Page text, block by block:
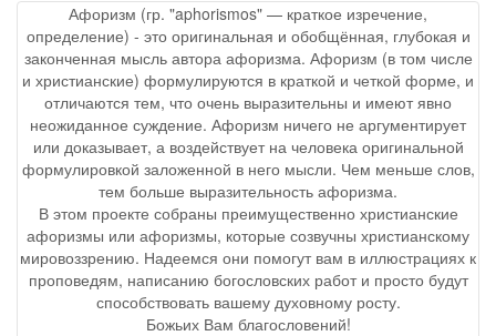
Афоризм (гр. "aphorismos" — краткое изречение,
определение) - это оригинальная и обобщённая, глубокая и
законченная мысль автора афоризма. Афоризм (в том числе
и христианские) формулируются в краткой и четкой форме, и
отличаются тем, что очень выразительны и имеют явно
неожиданное суждение. Афоризм ничего не аргументирует
или доказывает, а воздействует на человека оригинальной
формулировкой заложенной в него мысли. Чем меньше слов,
тем больше выразительность афоризма.
В этом проекте собраны преимущественно христианские
афоризмы или афоризмы, которые созвучны христианскому
мировоззрению. Надеемся они помогут вам в иллюстрациях к
проповедям, написанию богословских работ и просто будут
способствовать вашему духовному росту.
Божьих Вам благословений!